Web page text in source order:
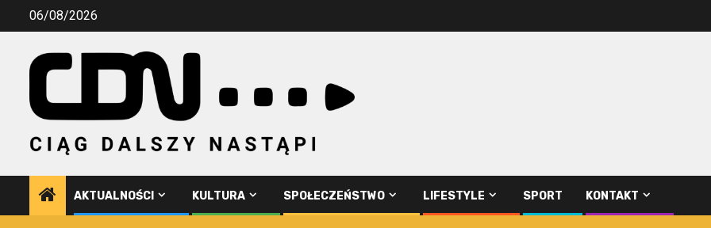
Przejdź06/08/2026
AKTUALNOŚCI KULTURA SPOŁECZEŃSTWO LIFESTYLE SPORT KONTAKT